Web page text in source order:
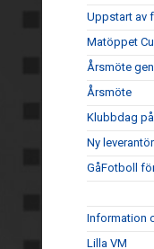
Uppstart av
Matöppet
Årsmöte
Årsmöte
Klubbdag
Ny
GåFotboll
Information
Lilla VM